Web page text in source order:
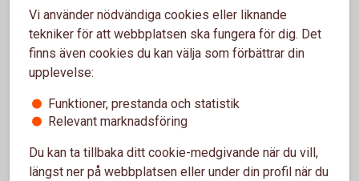
Aktivera kortet i butik eller
uttagsautomat
kort? Eller har du fått ett ersättningskort med samma
PIN-kod som ditt tidigare kort? Då kan du börja
använda kortet direkt i uttagsautomat eller butik. Du
gör det genom att stoppa in kortet i kortläsaren och
Vi använder nödvändiga cookies eller liknande
tekniker för att webbplatsen ska fungera för dig. Det
finns även cookies du kan välja som förbättrar din
upplevelse:
Funktioner, prestanda och statistik
Relevant marknadsföring
Du kan ta tillbaka ditt cookie-medgivande när du vill,
längst ner på webbplatsen eller under din profil när du